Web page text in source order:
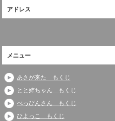
アドレス
メニュー
あさが来た もくじ
とと姉ちゃん もくじ
べっぴんさん もくじ
ひよっこ もくじ